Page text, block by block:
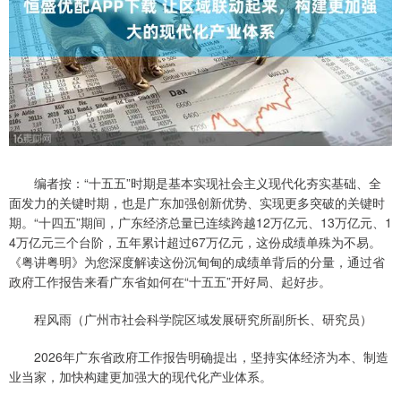
编者按：“十五五”时期是基本实现社会主义现代化夯实基础、全
面发力的关键时期，也是广东加强创新优势、实现更多突破的关键时
期。“十四五”期间，广东经济总量已连续跨越12万亿元、13万亿元、1
4万亿元三个台阶，五年累计超过67万亿元，这份成绩单殊为不易。
《粤讲粤明》为您深度解读这份沉甸甸的成绩单背后的分量，通过省
政府工作报告来看广东省如何在“十五五”开好局、起好步。
程风雨（广州市社会科学院区域发展研究所副所长、研究员）
2026年广东省政府工作报告明确提出，坚持实体经济为本、制造
业当家，加快构建更加强大的现代化产业体系。